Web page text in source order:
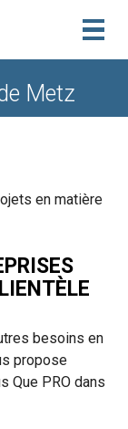
Metz
en matière
besoins en
propose
Que PRO dans